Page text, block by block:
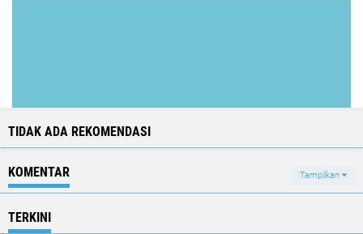
TIDAK ADA REKOMENDASI
KOMENTAR Tampilkan
TERKINI